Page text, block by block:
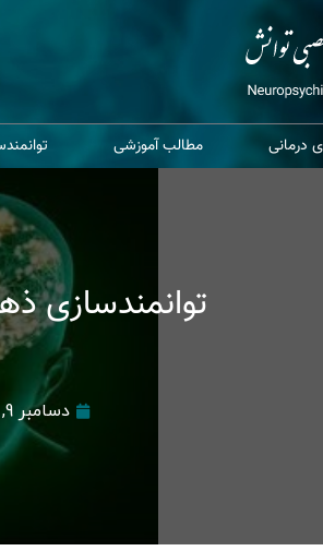
درمانی مطالب آموزشی
توانمندسازی
دسامبر 9, 2021